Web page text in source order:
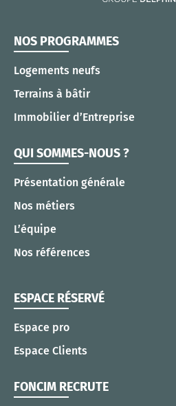
NOS PROGRAMMES
Logements neufs
Terrains à bâtir
Immobilier d’Entreprise
QUI SOMMES-NOUS ?
Présentation générale
Nos métiers
L’équipe
Nos références
ESPACE RÉSERVÉ
Espace pro
Espace Clients
FONCIM RECRUTE